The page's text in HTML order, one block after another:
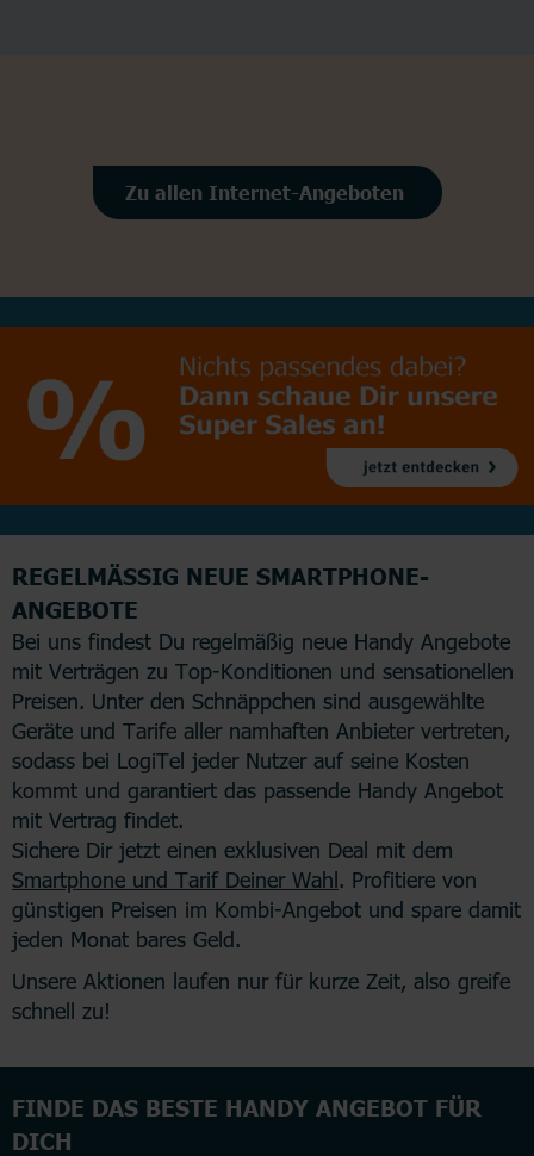
Zu allen Internet-Angeboten
REGELMÄSSIG NEUE SMARTPHONE-A
NGEBOTE
Bei uns findest Du regelmäßig neue Handy Angebote
mit Verträgen zu Top-Konditionen und sensationellen
Preisen. Unter den Schnäppchen sind ausgewählte
Geräte und Tarife aller namhaften Anbieter vertreten,
sodass bei LogiTel jeder Nutzer auf seine Kosten
kommt und garantiert das passende Handy Angebot
mit Vertrag findet.
Sichere Dir jetzt einen exklusiven Deal mit dem
Smartphone und Tarif Deiner Wahl. Profitiere von
günstigen Preisen im Kombi-Angebot und spare damit
jeden Monat bares Geld.
Unsere Aktionen laufen nur für kurze Zeit, also greife
schnell zu!
FINDE DAS BESTE HANDY ANGEBOT FÜR
DICH